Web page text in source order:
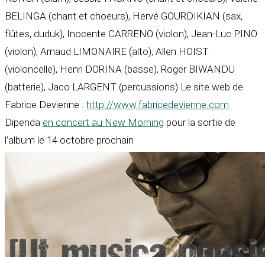
BELINGA (chant et choeurs), Hervé GOURDIKIAN (sax,
flûtes, duduk), Inocente CARRENO (violon), Jean-Luc PINO
(violon), Arnaud LIMONAIRE (alto), Allen HOIST
(violoncelle), Henri DORINA (basse), Roger BIWANDU
(batterie), Jaco LARGENT (percussions) Le site web de
Fabrice Devienne : http://www.fabricedevienne.com
Dipenda en concert au New Morning pour la sortie de
l'album le 14 octobre prochain